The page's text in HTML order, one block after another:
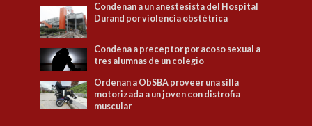
Condenan a un anestesista del Hospital
Durand por violencia obstétrica
Condena a preceptor por acoso sexual a
tres alumnas de un colegio
Ordenan a ObSBA proveer una silla
motorizada a un joven con distrofia
muscular